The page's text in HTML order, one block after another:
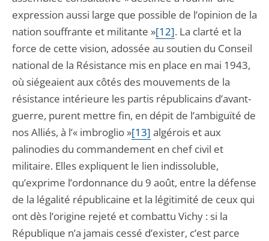
expression aussi large que possible de l’opinion de la
nation souffrante et militante »[12]. La clarté et la
force de cette vision, adossée au soutien du Conseil
national de la Résistance mis en place en mai 1943,
où siégeaient aux côtés des mouvements de la
résistance intérieure les partis républicains d’avant-
guerre, purent mettre fin, en dépit de l’ambiguïté de
nos Alliés, à l’« imbroglio »[13] algérois et aux
palinodies du commandement en chef civil et
militaire. Elles expliquent le lien indissoluble,
qu’exprime l’ordonnance du 9 août, entre la défense
de la légalité républicaine et la légitimité de ceux qui
ont dès l’origine rejeté et combattu Vichy : si la
République n’a jamais cessé d’exister, c’est parce